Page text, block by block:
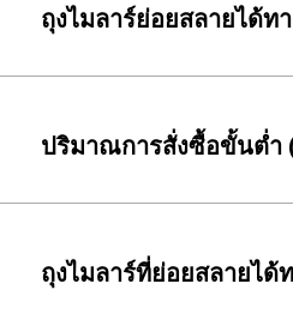
ถุงไมลาร์ย่อยสลายได้
ปริมาณการสั่งซื้อขั้นต่ำ
ถุงไมลาร์ที่ย่อยสลายได้